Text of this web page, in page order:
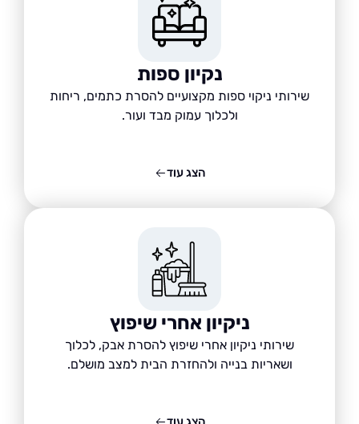
נקיון ספות
שירותי ניקוי ספות מקצועיים להסרת כתמים, ריחות
ולכלוך עמוק מבד ועור.
ניקיון אחרי שיפוץ
שירותי ניקיון אחרי שיפוץ להסרת אבק, לכלוך
ושאריות בנייה ולהחזרת הבית למצב מושלם.